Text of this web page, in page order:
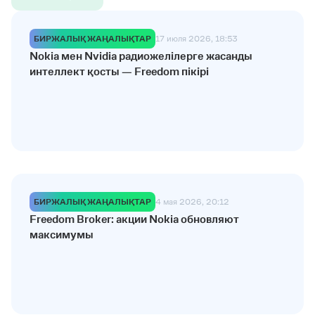
БИРЖАЛЫҚ ЖАҢАЛЫҚТАР 17 июля 2026, 18:53
Nokia мен Nvidia радиожелілерге жасанды
интеллект қосты — Freedom пікірі
БИРЖАЛЫҚ ЖАҢАЛЫҚТАР 4 мая 2026, 20:12
Freedom Broker: акции Nokia обновляют
максимумы